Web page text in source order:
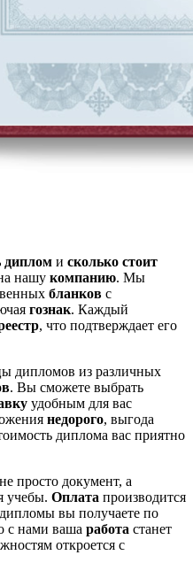
диплом и сколько стоит
нашу компанию. Мы
бланков с
гознак. Каждый
, что подтверждает его
дипломов из различных
. Вы сможете выбрать
удобным для вас
недорого, выгода
диплома вас приятно
просто документ, а
учебы. Оплата производится
вы получаете по
с нами ваша работа станет
откроется с